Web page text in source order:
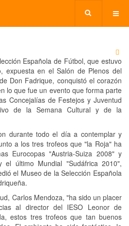
Española de Fútbol, que estuvo
expuesta en el Salón de Plenos del
Don Fadrique, conquistó el corazón
lo que fue un evento que forma parte
Concejalías de Festejos y Juventud
de la Semana Cultural y de la
durante todo el día a contemplar y
a los tres trofeos que "la Roja" ha
Eurocopas "Austria-Suiza 2008" y
el último Mundial "Sudáfrica 2010",
el Museo de la Selección Española
Carlos Mendoza, "ha sido un placer
al director del IESO Leonor de
estos tres trofeos que tan buenos